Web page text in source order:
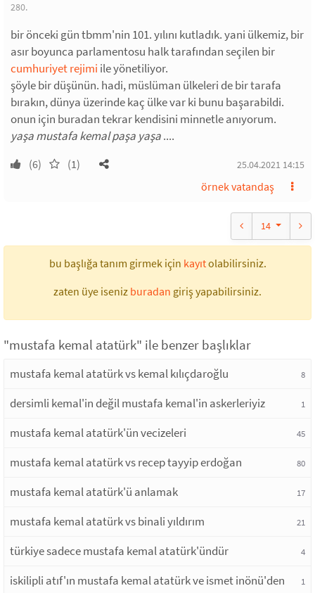
280.
bir önceki gün tbmm'nin 101. yılını kutladık. yani ülkemiz, bir
asır boyunca parlamentosu halk tarafından seçilen bir
cumhuriyet rejimi ile yönetiliyor.
şöyle bir düşünün. hadi, müslüman ülkeleri de bir tarafa
bırakın, dünya üzerinde kaç ülke var ki bunu başarabildi.
onun için buradan tekrar kendisini minnetle anıyorum.
yaşa mustafa kemal paşa yaşa....
(6) (1) 25.04.2021 14:15
örnek vatandaş
14
bu başlığa tanım girmek için kayıtolabilirsiniz.
zaten üye iseniz buradan giriş yapabilirsiniz.
"mustafa kemal atatürk" ile benzer başlıklar
mustafa kemal atatürk vs kemal kılıçdaroğlu 8
dersimli kemal'in değil mustafa kemal'in askerleriyiz 1
mustafa kemal atatürk'ün vecizeleri 45
mustafa kemal atatürk vs recep tayyip erdoğan 80
mustafa kemal atatürk'ü anlamak 17
mustafa kemal atatürk vs binali yıldırım 21
türkiye sadece mustafa kemal atatürk'ündür 4
iskilipli atıf'ın mustafa kemal atatürk ve ismet inönü'den
1